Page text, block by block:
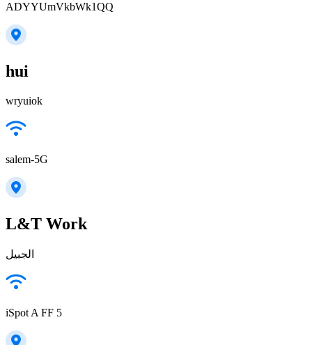
ADYYUmVkbWk1QQ
hui
wryuiok
salem-5G
L&T Work
الجبيل
iSpot A FF 5